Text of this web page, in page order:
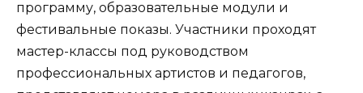
программу, образовательные модули и
фестивальные показы. Участники проходят
мастер-классы под руководством
профессиональных артистов и педагогов,